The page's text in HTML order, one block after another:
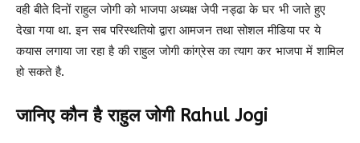
वही बीते दिनों राहुल जोगी को भाजपा अध्यक्ष जेपी नड्ढा के घर भी जाते हुए
देखा गया था. इन सब परिस्थतियो द्वारा आमजन तथा सोशल मीडिया पर ये
कयास लगाया जा रहा है की राहुल जोगी कांग्रेस का त्याग कर भाजपा में शामिल
हो सकते है.
जानिए कौन है राहुल जोगी Rahul Jogi